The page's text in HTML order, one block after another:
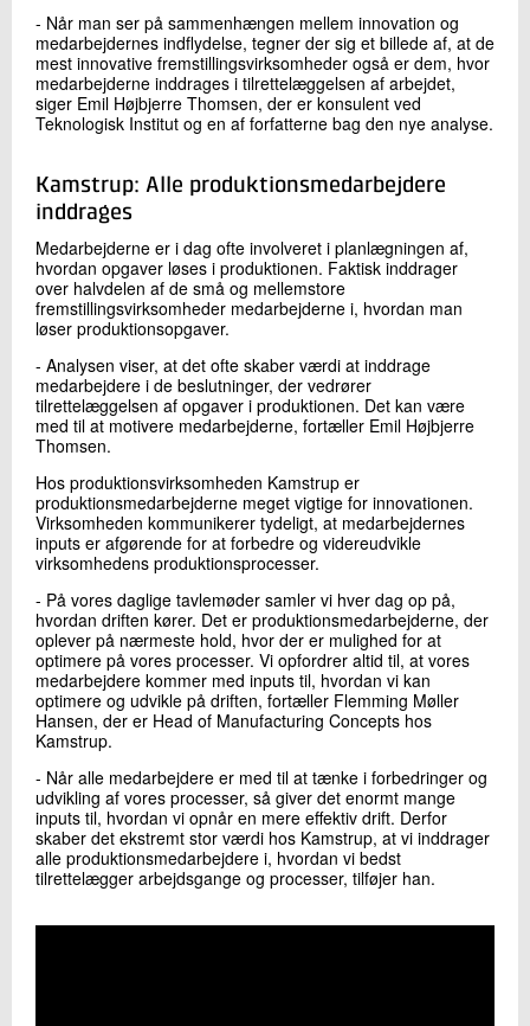
- Når man ser på sammenhængen mellem innovation og
medarbejdernes indflydelse, tegner der sig et billede af, at de
mest innovative fremstillingsvirksomheder også er dem, hvor
medarbejderne inddrages i tilrettelæggelsen af arbejdet,
siger Emil Højbjerre Thomsen, der er konsulent ved
Teknologisk Institut og en af forfatterne bag den nye analyse.
Kamstrup: Alle produktionsmedarbejdere
inddrages
Medarbejderne er i dag ofte involveret i planlægningen af,
hvordan opgaver løses i produktionen. Faktisk inddrager
over halvdelen af de små og mellemstore
fremstillingsvirksomheder medarbejderne i, hvordan man
løser produktionsopgaver.
- Analysen viser, at det ofte skaber værdi at inddrage
medarbejdere i de beslutninger, der vedrører
tilrettelæggelsen af opgaver i produktionen. Det kan være
med til at motivere medarbejderne, fortæller Emil Højbjerre
Thomsen.
Hos produktionsvirksomheden Kamstrup er
produktionsmedarbejderne meget vigtige for innovationen.
Virksomheden kommunikerer tydeligt, at medarbejdernes
inputs er afgørende for at forbedre og videreudvikle
virksomhedens produktionsprocesser.
- På vores daglige tavlemøder samler vi hver dag op på,
hvordan driften kører. Det er produktionsmedarbejderne, der
oplever på nærmeste hold, hvor der er mulighed for at
optimere på vores processer. Vi opfordrer altid til, at vores
medarbejdere kommer med inputs til, hvordan vi kan
optimere og udvikle på driften, fortæller Flemming Møller
Hansen, der er Head of Manufacturing Concepts hos
Kamstrup.
- Når alle medarbejdere er med til at tænke i forbedringer og
udvikling af vores processer, så giver det enormt mange
inputs til, hvordan vi opnår en mere effektiv drift. Derfor
skaber det ekstremt stor værdi hos Kamstrup, at vi inddrager
alle produktionsmedarbejdere i, hvordan vi bedst
tilrettelægger arbejdsgange og processer, tilføjer han.